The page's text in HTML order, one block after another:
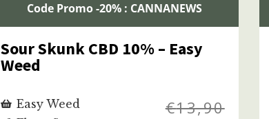
Code Promo -20% : CANNANEWS
Sour Skunk CBD 10% – Easy
Weed
Easy Weed
€13,90